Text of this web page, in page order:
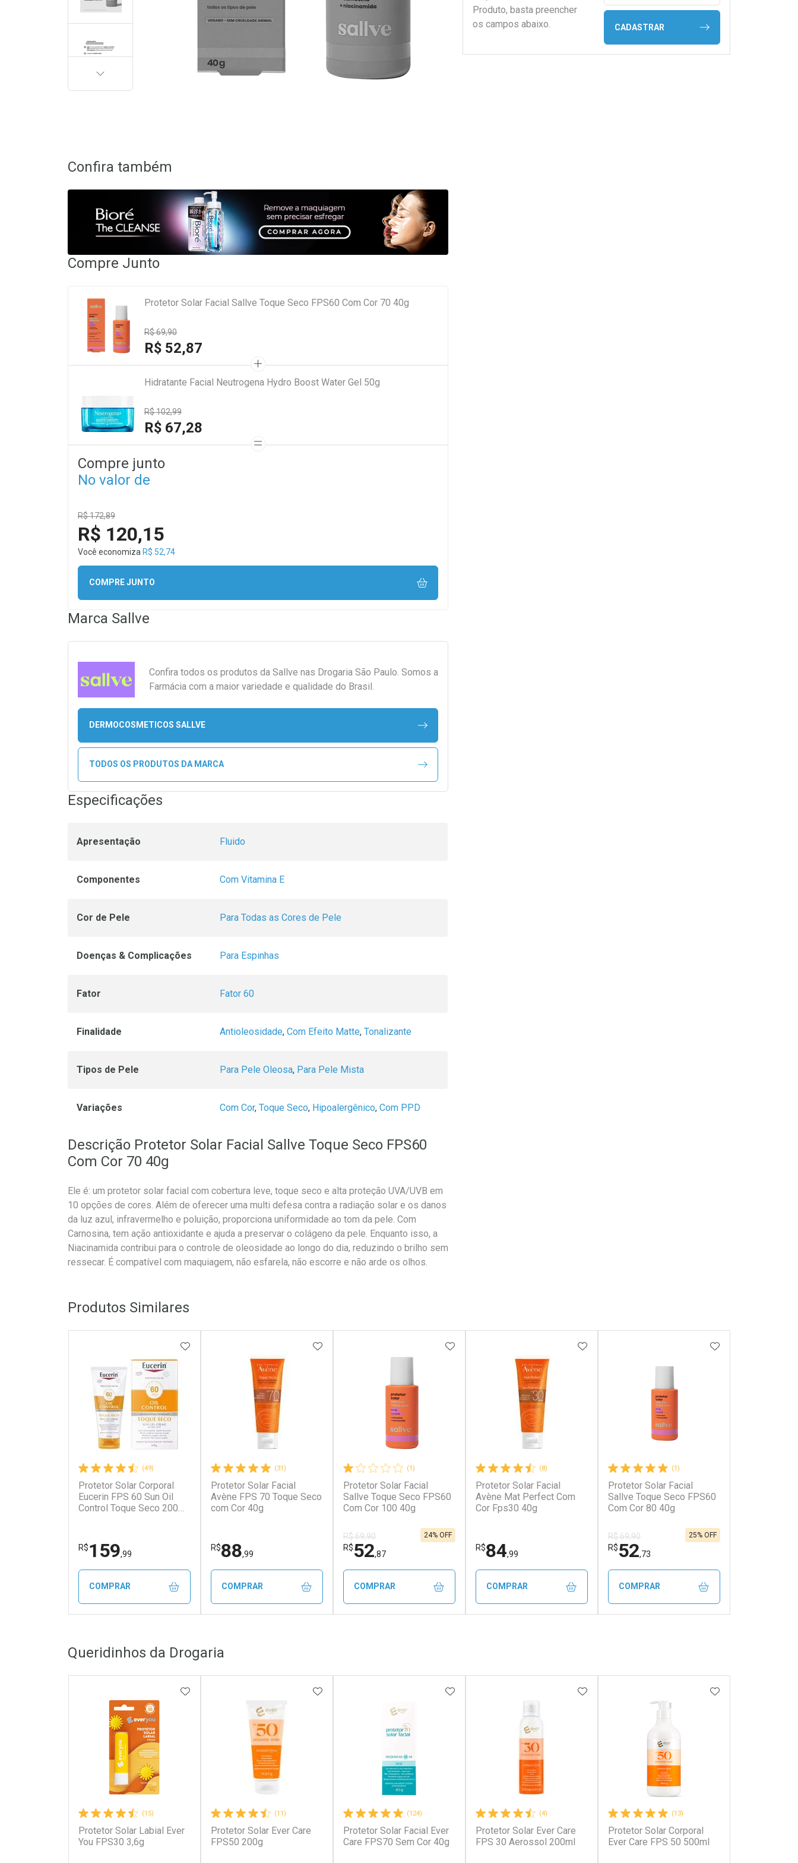
Produto, basta preencher
os campos abaixo.
CADASTRAR
PRÓXIMA
Confira também
Compre Junto
Protetor Solar Facial Sallve Toque Seco FPS60 Com Cor 70 40g
R$ 69,90
R$ 52,87
Hidratante Facial Neutrogena Hydro Boost Water Gel 50g
R$ 102,99
R$ 67,28
Compre junto
No valor de
R$ 172,89
R$ 120,15
Você economiza R$ 52,74
COMPRE JUNTO
Marca Sallve
Confira todos os produtos da Sallve nas Drogaria São Paulo. Somos a
Farmácia com a maior variedade e qualidade do Brasil.
DERMOCOSMETICOS SALLVE
TODOS OS PRODUTOS DA MARCA
Especificações
Apresentação Fluido
Componentes Com Vitamina E
Cor de Pele Para Todas as Cores de Pele
Doenças & Complicações Para Espinhas
Fator Fator 60
Finalidade Antioleosidade, Com Efeito Matte, Tonalizante
Tipos de Pele Para Pele Oleosa, Para Pele Mista
Variações Com Cor, Toque Seco, Hipoalergênico, Com PPD
Descrição Protetor Solar Facial Sallve Toque Seco FPS60
Com Cor 70 40g
Ele é: um protetor solar facial com cobertura leve, toque seco e alta proteção UVA/UVB em
10 opções de cores. Além de oferecer uma multi defesa contra a radiação solar e os danos
da luz azul, infravermelho e poluição, proporciona uniformidade ao tom da pele. Com
Carnosina, tem ação antioxidante e ajuda a preservar o colágeno da pele. Enquanto isso, a
Niacinamida contribui para o controle de oleosidade ao longo do dia, reduzindo o brilho sem
ressecar. É compatível com maquiagem, não esfarela, não escorre e não arde os olhos.
Produtos Similares
(49)
Protetor Solar Corporal
Eucerin FPS 60 Sun Oil
Control Toque Seco 200ml
R$159,99
ADICIONAR AOS FAVORITOS
COMPRAR
Laboratório
Ativar Desconto
Por Menos
(31)
Protetor Solar Facial
Avène FPS 70 Toque Seco
com Cor 40g
R$88,99
ADICIONAR AOS FAVORITOS
COMPRAR
Laboratório
Ativar Desconto
Por Menos
(1)
Protetor Solar Facial
Sallve Toque Seco FPS60
Com Cor 100 40g
R$ 69,90
R$52,87
24% OFF
ADICIONAR AOS FAVORITOS
COMPRAR
Ativar Desconto
(8)
Protetor Solar Facial
Avène Mat Perfect Com
Cor Fps30 40g
R$84,99
ADICIONAR AOS FAVORITOS
COMPRAR
Ativar Desconto
(1)
Protetor Solar Facial
Sallve Toque Seco FPS60
Com Cor 80 40g
R$ 69,90
R$52,73
25% OFF
ADICIONAR AOS
COMPRAR
Ativar Desconto
Queridinhos da Drogaria
(15)
Protetor Solar Labial Ever
You FPS30 3,6g
ADICIONAR AOS FAVORITOS
(11)
Protetor Solar Ever Care
FPS50 200g
ADICIONAR AOS FAVORITOS
(124)
Protetor Solar Facial Ever
Care FPS70 Sem Cor 40g
ADICIONAR AOS FAVORITOS
(4)
Protetor Solar Ever Care
FPS 30 Aerossol 200ml
ADICIONAR AOS FAVORITOS
(13)
Protetor Solar Corporal
Ever Care FPS 50 500ml
ADICIONAR AOS